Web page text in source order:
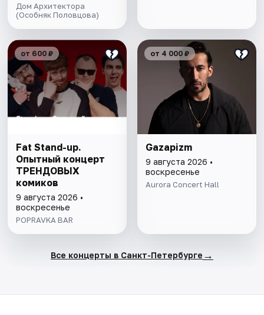
Дом Архитектора
(Особняк Половцова)
от 600 ₽
Fat Stand-up.
Опытный концерт
ТРЕНДОВЫХ
комиков
9 августа 2026 •
воскресенье
POPRAVKA BAR
от 4 000 ₽
Gazapizm
9 августа 2026 •
воскресенье
Aurora Concert Hall
Все концерты в Санкт-Петербурге →